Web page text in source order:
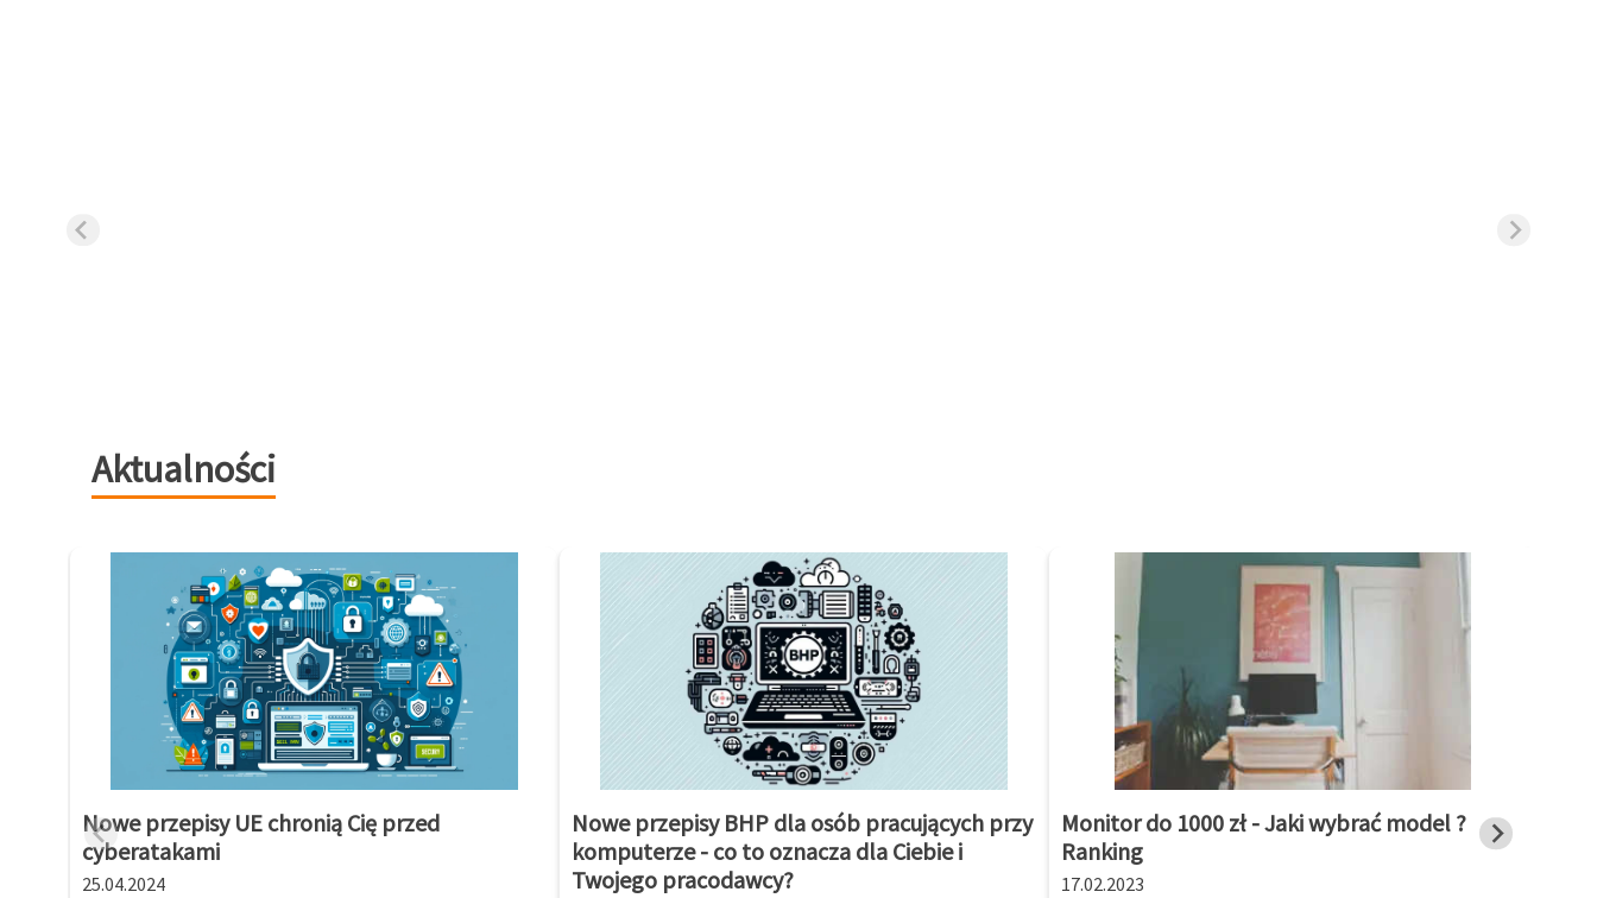
Aktualności
Nowe przepisy UE chronią Cię przed
cyberatakami
25.04.2024
Nowe przepisy BHP dla osób pracujących przy
komputerze - co to oznacza dla Ciebie i
Twojego pracodawcy?
Monitor do 1000 zł - Jaki wybrać model ?
Ranking
17.02.2023